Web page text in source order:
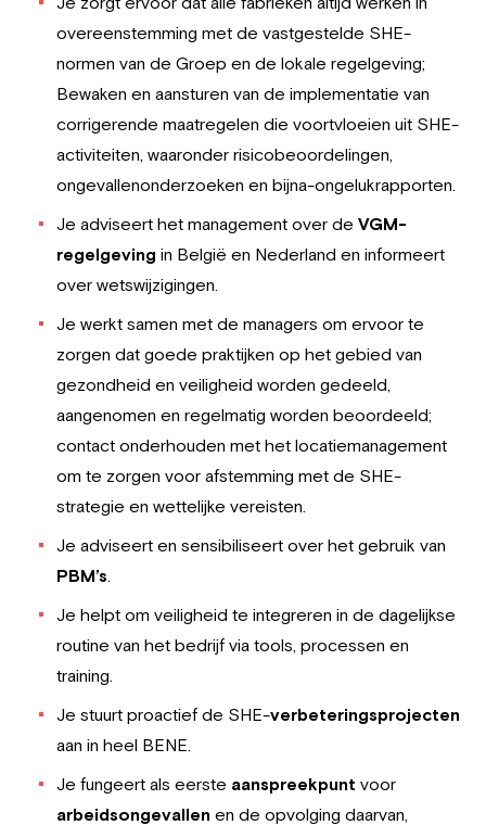
overeenstemming met de vastgestelde SHE-
normen van de Groep en de lokale regelgeving;
Bewaken en aansturen van de implementatie van
corrigerende maatregelen die voortvloeien uit SHE-
activiteiten, waaronder risicobeoordelingen,
ongevallenonderzoeken en bijna-ongelukrapporten.
Je adviseert het management over de VGM-
regelgeving in België en Nederland en informeert
over wetswijzigingen.
Je werkt samen met de managers om ervoor te
zorgen dat goede praktijken op het gebied van
gezondheid en veiligheid worden gedeeld,
aangenomen en regelmatig worden beoordeeld;
contact onderhouden met het locatiemanagement
om te zorgen voor afstemming met de SHE-
strategie en wettelijke vereisten.
Je adviseert en sensibiliseert over het gebruik van
PBM’s.
Je helpt om veiligheid te integreren in de dagelijkse
routine van het bedrijf via tools, processen en
training.
Je stuurt proactief de SHE-verbeteringsprojecten
aan in heel BENE.
Je fungeert als eerste aanspreekpunt voor
arbeidsongevallen en de opvolging daarvan,